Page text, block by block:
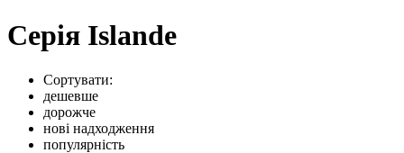
Серія Islande
Сортувати:
дешевше
дорожче
нові надходження
популярність